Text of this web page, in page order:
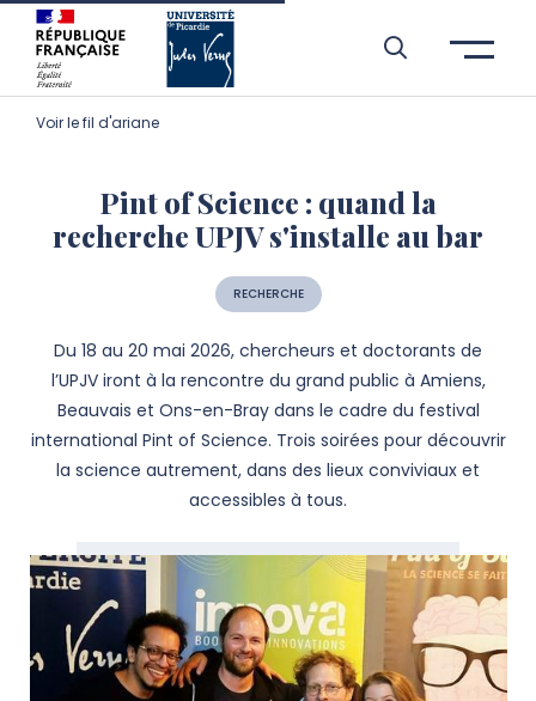
Aller à l’entête de page
Aller au menu principale
Aller au contenu principal
Aller à la recherche
Passer aux cookies
Aller au pied de page
Voir le fil d'ariane
Pint of Science : quand la
recherche UPJV s'installe au bar
RECHERCHE
Du 18 au 20 mai 2026, chercheurs et doctorants de
l’UPJV iront à la rencontre du grand public à Amiens,
Beauvais et Ons-en-Bray dans le cadre du festival
international Pint of Science. Trois soirées pour découvrir
la science autrement, dans des lieux conviviaux et
accessibles à tous.